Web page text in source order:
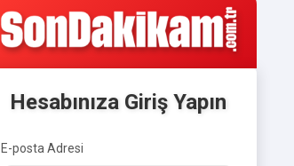
Hesabınıza Giriş Yapın
E-posta Adresi